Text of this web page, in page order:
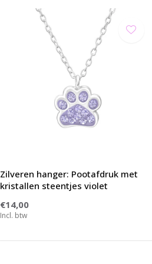
Zilveren hanger: Pootafdruk met
kristallen steentjes violet
€14,00
Incl. btw